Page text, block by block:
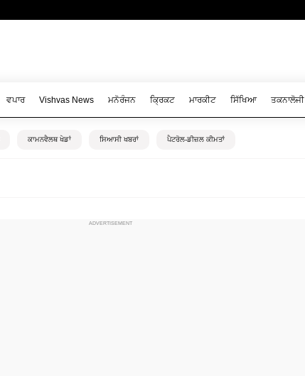
ਵਪਾਰ Vishvas News ਮਨੋਰੰਜਨ ਕ੍ਰਿਕਟ ਮਾਰਕੀਟ ਸਿੱਖਿਆ ਤਕਨਾਲੋਜੀ
ਕਾਮਨਵੈਲਥ ਖੇਡਾਂ ਸਿਆਸੀ ਖਬਰਾਂ ਪੈਟਰੋਲ-ਡੀਜ਼ਲ ਕੀਮਤਾਂ